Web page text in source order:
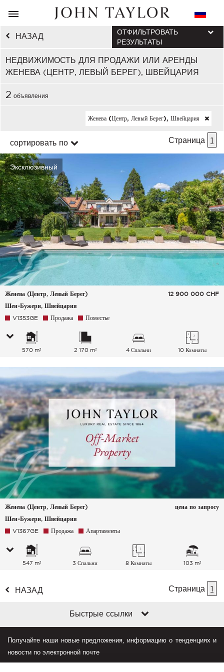
НАЗАД
НЕДВИЖИМОСТЬ ДЛЯ ПРОДАЖИ ИЛИ АРЕНДЫ
ЖЕНЕВА (ЦЕНТР, ЛЕВЫЙ БЕРЕГ), ШВЕЙЦАРИЯ
ОТФИЛЬТРОВАТЬ
РЕЗУЛЬТАТЫ
2 объявления
Женева (центр, Левый Берег), Швейцария
сортировать по Страница 1
Эксклюзивный
Женева (Центр, Левый Берег)
Шен-Бужери, Швейцария
12 900 000 CHF
V1353GE Продажа Поместье
570 m² 2 170 m² 4 Спальни 10 Комнаты
Женева (Центр, Левый Берег)
Шен-Бужери, Швейцария
цена по запросу
V1367GE Продажа Апартаменты
547 m² 3 Спальни 8 Комнаты 103 m²
НАЗАД Страница 1
Быстрые ссылки
Получайте наши новые предложения, информацию о тенденциях и
новости по электронной почте